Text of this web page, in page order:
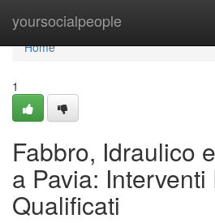
yoursocialpeople
Home
Home
1
Fabbro, Idraulico
a Pavia:
Qualificati